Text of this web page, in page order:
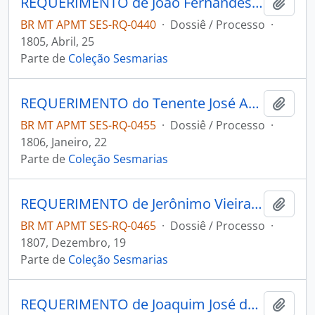
BR MT APMT SES-RQ-0440 · Dossiê / Processo ·
1805, Abril, 25
Parte de Coleção Sesmarias
REQUERIMENTO do Tenente José Afonso Branco à 3ª Junta Governativa da Capitania de Mato Grosso.
BR MT APMT SES-RQ-0455 · Dossiê / Processo ·
1806, Janeiro, 22
Parte de Coleção Sesmarias
REQUERIMENTO de Jerônimo Vieira de Morais ao Governador e Capitão-General da Capitania de Mato Grosso João Carlos Augusto D´Oeynhausen e Gravemberg.
BR MT APMT SES-RQ-0465 · Dossiê / Processo ·
1807, Dezembro, 19
Parte de Coleção Sesmarias
REQUERIMENTO de Joaquim José de Oliveira Machado a Junta Governativa da Capitania de Mato Grosso.